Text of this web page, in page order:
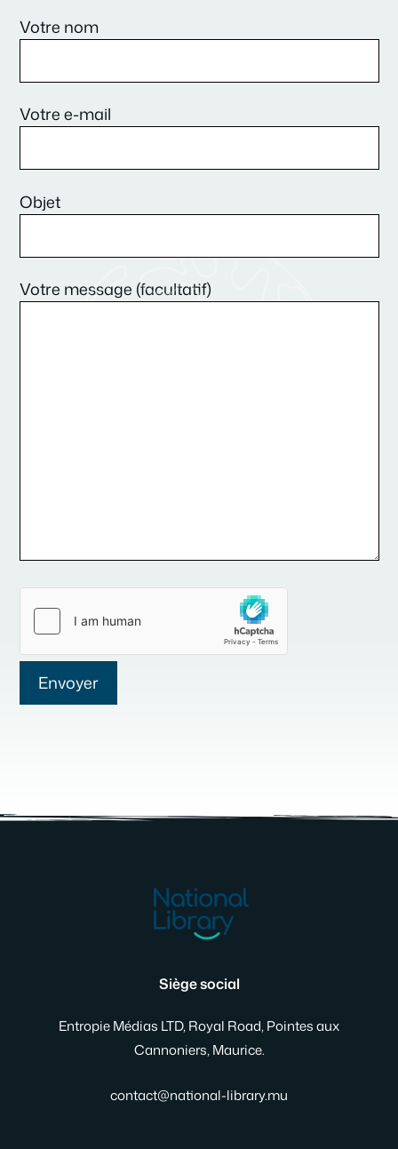
Votre nom
Votre e-mail
Objet
Votre message (facultatif)
Siège social
Entropie Médias LTD, Royal Road, Pointes aux
Cannoniers, Maurice.
contact@national-library.mu